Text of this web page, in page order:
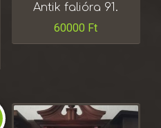
Antik falióra 91.
60000 Ft